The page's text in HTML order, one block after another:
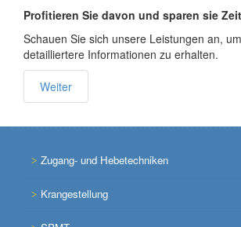
Profitieren Sie davon und sparen sie
Schauen Sie sich unsere Leistungen an, um
detailliertere Informationen zu erhalten.
Weiter
Zugang- und Hebetechniken
Krangestellung